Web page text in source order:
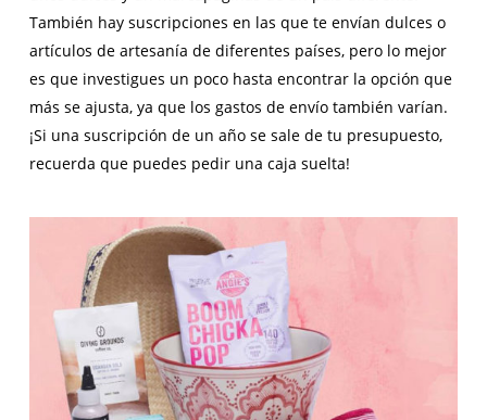
También hay suscripciones en las que te envían dulces o
artículos de artesanía de diferentes países, pero lo mejor
es que investigues un poco hasta encontrar la opción que
más se ajusta, ya que los gastos de envío también varían.
¡Si una suscripción de un año se sale de tu presupuesto,
recuerda que puedes pedir una caja suelta!